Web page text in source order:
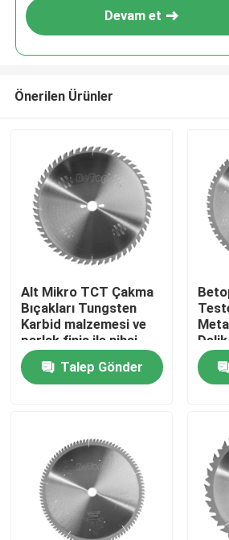
Ürünler
Hakkımızda
Devam et
Önerilen Ürünler
Alt Mikro TCT Çakma
Bıçakları Tungsten
Karbid malzemesi ve
parlak finiş ile nihai
kesim çözümü
Talep Gönder
Delik